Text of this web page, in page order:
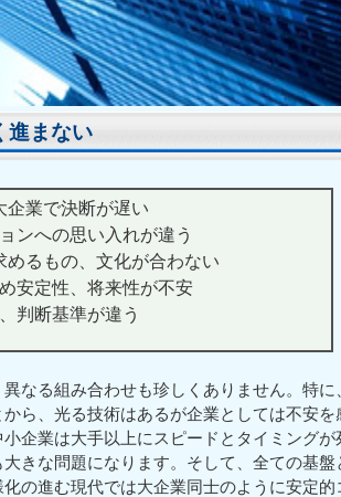
進まない
企業で決断が遅い
ンへの思い入れが違う
めるもの、文化が合わない
安定性、将来性が不安
判断基準が違う
なる組み合わせも珍しくありません。特に
ら、光る技術はあるが企業としては不安を
企業は大手以上にスピードとタイミングが
きな問題になります。そして、全ての基盤
の進む現代では大企業同士のように安定的